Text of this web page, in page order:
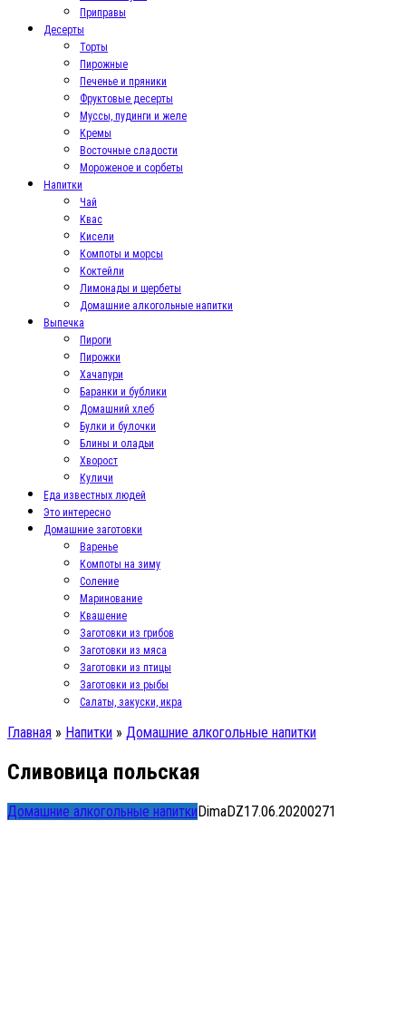
Приправы
Десерты
Торты
Пирожные
Печенье и пряники
Фруктовые десерты
Муссы, пудинги и желе
Кремы
Восточные сладости
Мороженое и сорбеты
Напитки
Чай
Квас
Кисели
Компоты и морсы
Коктейли
Лимонады и щербеты
Домашние алкогольные напитки
Выпечка
Пироги
Пирожки
Хачапури
Баранки и бублики
Домашний хлеб
Булки и булочки
Блины и оладьи
Хворост
Куличи
Еда известных людей
Это интересно
Домашние заготовки
Варенье
Компоты на зиму
Соление
Маринование
Квашение
Заготовки из грибов
Заготовки из мяса
Заготовки из птицы
Заготовки из рыбы
Салаты, закуски, икра
Главная » Напитки » Домашние алкогольные напитки
Сливовица польская
Домашние алкогольные напиткиDimaDZ17.06.20200271